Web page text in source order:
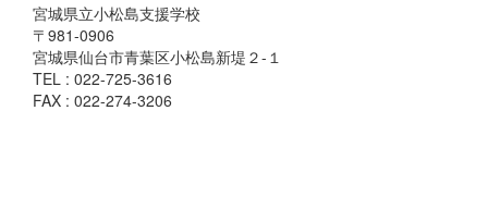
宮城県立小松島支援学校
〒981-0906
宮城県仙台市青葉区小松島新堤２-１
TEL : 022-725-3616
FAX : 022-274-3206